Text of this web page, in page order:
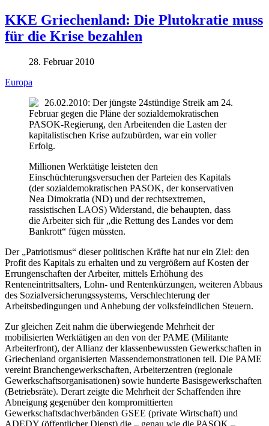
KKE Griechenland: Die Plutokratie muss
für die Krise bezahlen
28. Februar 2010
Europa
26.02.2010: Der jüngste 24stündige Streik am 24.
Februar gegen die Pläne der sozialdemokratischen
PASOK-Regierung, den Arbeitenden die Lasten der
kapitalistischen Krise aufzubürden, war ein voller
Erfolg.
Millionen Werktätige leisteten den
Einschüchterungsversuchen der Parteien des Kapitals
(der sozialdemokratischen PASOK, der konservativen
Nea Dimokratia (ND) und der rechtsextremen,
rassistischen LAOS) Widerstand, die behaupten, dass
die Arbeiter sich für „die Rettung des Landes vor dem
Bankrott“ fügen müssten.
Der „Patriotismus“ dieser politischen Kräfte hat nur ein Ziel: den
Profit des Kapitals zu erhalten und zu vergrößern auf Kosten der
Errungenschaften der Arbeiter, mittels Erhöhung des
Renteneintrittsalters, Lohn- und Rentenkürzungen, weiteren Abbaus
des Sozialversicherungssystems, Verschlechterung der
Arbeitsbedingungen und Anhebung der volksfeindlichen Steuern.
Zur gleichen Zeit nahm die überwiegende Mehrheit der
mobilisierten Werktätigen an den von der PAME (Militante
Arbeiterfront), der Allianz der klassenbewussten Gewerkschaften in
Griechenland organisierten Massendemonstrationen teil. Die PAME
vereint Branchengewerkschaften, Arbeiterzentren (regionale
Gewerkschaftsorganisationen) sowie hunderte Basisgewerkschaften
(Betriebsräte). Derart zeigte die Mehrheit der Schaffenden ihre
Abneigung gegenüber den kompromittierten
Gewerkschaftsdachverbänden GSEE (private Wirtschaft) und
ADEDY (öffentlicher Dienst) die – genau wie die PASOK –